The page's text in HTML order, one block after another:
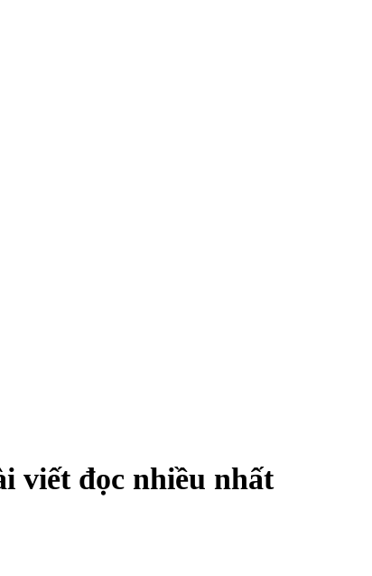
viết đọc nhiều nhất